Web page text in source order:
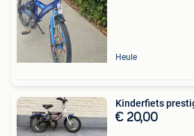
Heule
Kinderfiets
€ 20,00